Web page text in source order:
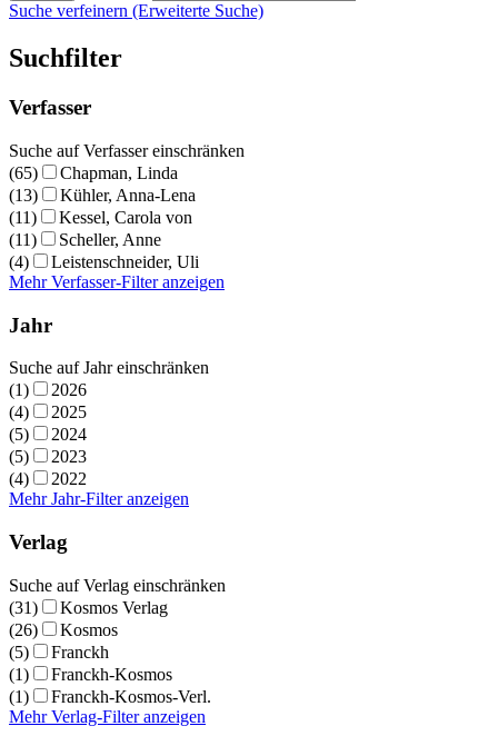
Suche verfeinern (Erweiterte Suche)
Suchfilter
Verfasser
Suche auf Verfasser einschränken
(65)
Chapman, Linda
(13)
Kühler, Anna-Lena
(11)
Kessel, Carola von
(11)
Scheller, Anne
(4)
Leistenschneider, Uli
Mehr Verfasser-Filter anzeigen
Jahr
Suche auf Jahr einschränken
(1)
2026
(4)
2025
(5)
2024
(5)
2023
(4)
2022
Mehr Jahr-Filter anzeigen
Verlag
Suche auf Verlag einschränken
(31)
Kosmos Verlag
(26)
Kosmos
(5)
Franckh
(1)
Franckh-Kosmos
(1)
Franckh-Kosmos-Verl.
Mehr Verlag-Filter anzeigen